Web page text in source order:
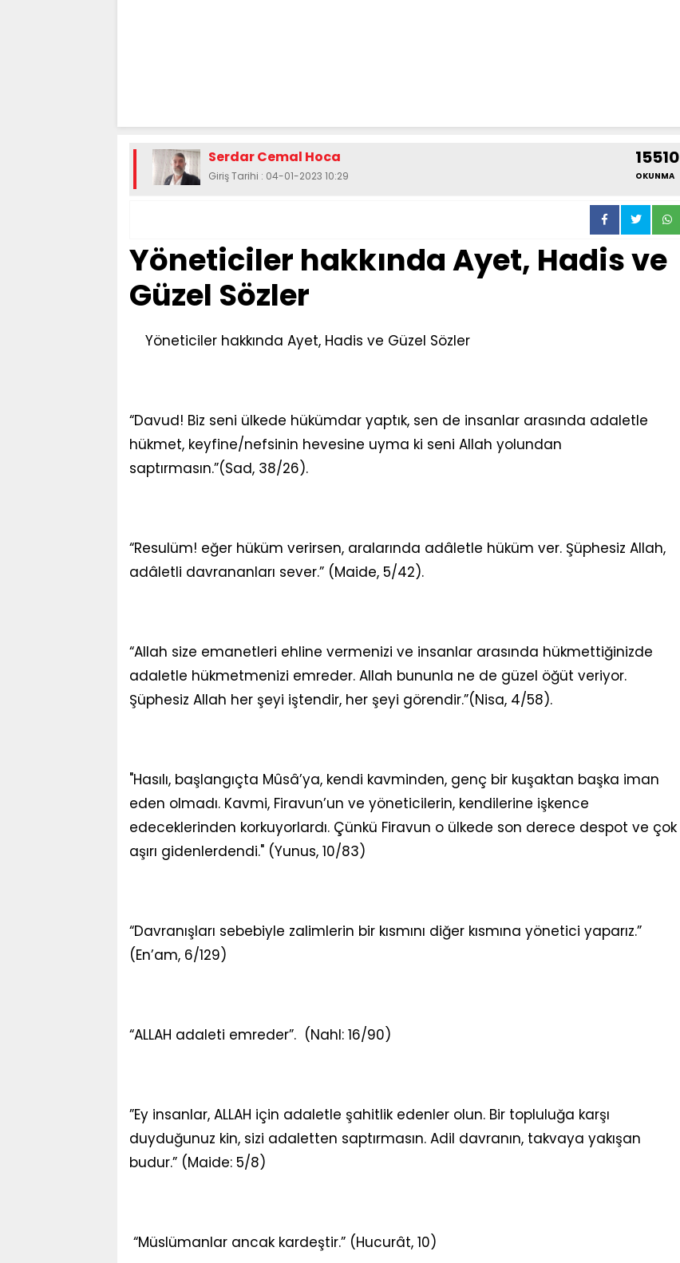
Serdar Cemal Hoca
Giriş Tarihi : 04-01-2023 10:29
15510
OKUNMA
Yöneticiler hakkında Ayet, Hadis ve
Güzel Sözler
Yöneticiler hakkında Ayet, Hadis ve Güzel Sözler
“Davud! Biz seni ülkede hükümdar yaptık, sen de insanlar arasında adaletle
hükmet, keyfine/nefsinin hevesine uyma ki seni Allah yolundan
saptırmasın.”(Sad, 38/26).
“Resulüm! eğer hüküm verirsen, aralarında adâletle hüküm ver. Şüphesiz Allah,
adâletli davrananları sever.” (Maide, 5/42).
“Allah size emanetleri ehline vermenizi ve insanlar arasında hükmettiğinizde
adaletle hükmetmenizi emreder. Allah bununla ne de güzel öğüt veriyor.
Şüphesiz Allah her şeyi iştendir, her şeyi görendir.”(Nisa, 4/58).
"Hasılı, başlangıçta Mûsâ’ya, kendi kavminden, genç bir kuşaktan başka iman
eden olmadı. Kavmi, Firavun’un ve yöneticilerin, kendilerine işkence
edeceklerinden korkuyorlardı. Çünkü Firavun o ülkede son derece despot ve çok
aşırı gidenlerdendi." (Yunus, 10/83)
“Davranışları sebebiyle zalimlerin bir kısmını diğer kısmına yönetici yaparız.”
(En’am, 6/129)
“ALLAH adaleti emreder”. (Nahl: 16/90)
”Ey insanlar, ALLAH için adaletle şahitlik edenler olun. Bir topluluğa karşı
duyduğunuz kin, sizi adaletten saptırmasın. Adil davranın, takvaya yakışan
budur.” (Maide: 5/8)
“Müslümanlar ancak kardeştir.” (Hucurât, 10)